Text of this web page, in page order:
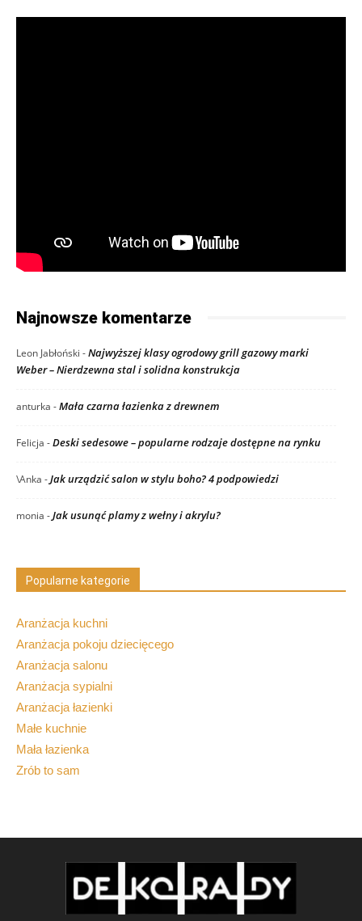
Najnowsze komentarze
Leon Jabłoński -Najwyższej klasy ogrodowy grill gazowy marki
Weber – Nierdzewna stal i solidna konstrukcja
anturka -Mała czarna łazienka z drewnem
Felicja -Deski sedesowe – popularne rodzaje dostępne na rynku
\Anka -Jak urządzić salon w stylu boho? 4 podpowiedzi
monia -Jak usunąć plamy z wełny i akrylu?
Popularne kategorie
Aranżacja kuchni
Aranżacja pokoju dziecięcego
Aranżacja salonu
Aranżacja sypialni
Aranżacja łazienki
Małe kuchnie
Mała łazienka
Zrób to sam